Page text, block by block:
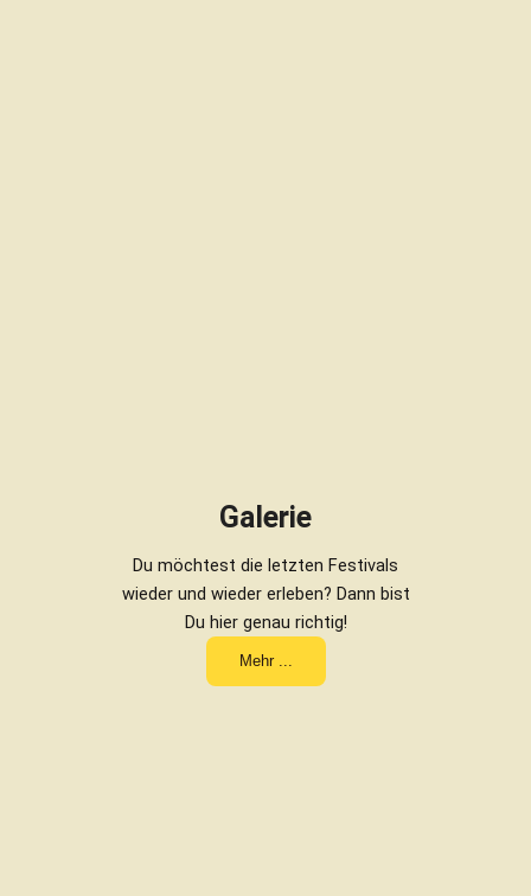
Galerie
Du möchtest die letzten Festivals
wieder und wieder erleben? Dann bist
Du hier genau richtig!
Mehr ...